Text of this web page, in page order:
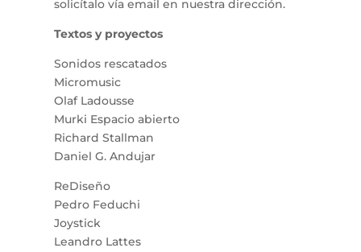
solicítalo vía email en nuestra dirección.
Textos y proyectos
Sonidos rescatados
Micromusic
Olaf Ladousse
Murki Espacio abierto
Richard Stallman
Daniel G. Andujar
ReDiseño
Pedro Feduchi
Joystick
Leandro Lattes